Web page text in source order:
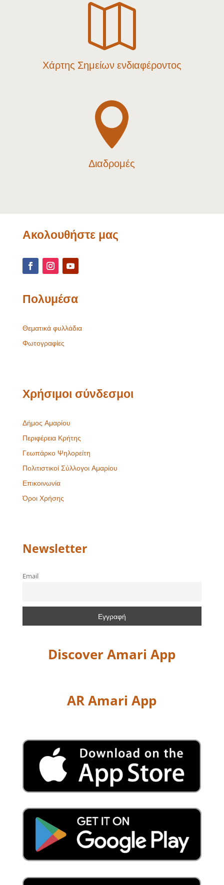

Χάρτης Σημείων ενδιαφέροντος

Διαδρομές
Ακολουθήστε μας
Πολυμέσα
Θεματικά φυλλάδια
Φωτογραφίες
Χρήσιμοι σύνδεσμοι
Δήμος Αμαρίου
Περιφέρεια Κρήτης
Γεωπάρκο Ψηλορείτη
Πολιτιστικοί Σύλλογοι Αμαρίου
Επικοινωνία
Όροι Χρήσης
Newsletter
Email
Discover Amari App
AR Amari App